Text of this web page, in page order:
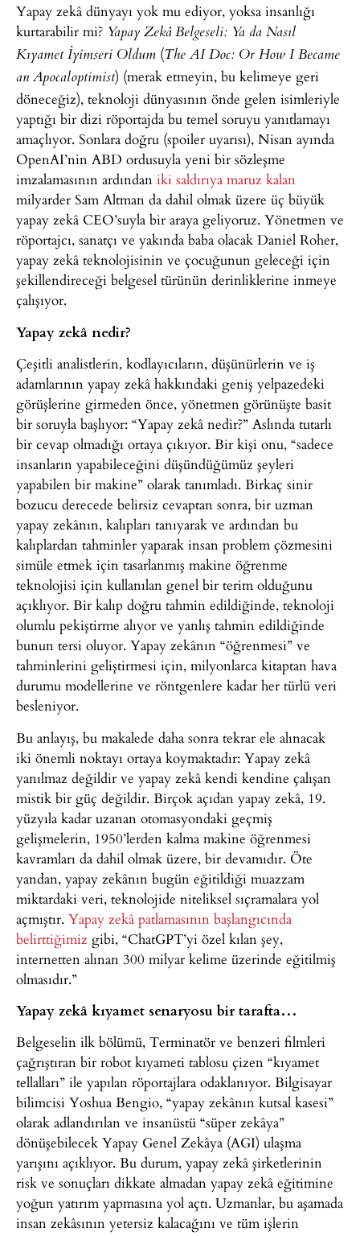
Yapay zekâ dünyayı yok mu ediyor, yoksa insanlığı
kurtarabilir mi? Yapay Zekâ Belgeseli: Ya da Nasıl
Kıyamet İyimseri Oldum (The AI Doc: Or How I Became
an Apocaloptimist) (merak etmeyin, bu kelimeye geri
döneceğiz), teknoloji dünyasının önde gelen isimleriyle
yaptığı bir dizi röportajda bu temel soruyu yanıtlamayı
amaçlıyor. Sonlara doğru (spoiler uyarısı), Nisan ayında
OpenAI’nin ABD ordusuyla yeni bir sözleşme
imzalamasının ardından iki saldırıya maruz kalan
milyarder Sam Altman da dahil olmak üzere üç büyük
yapay zekâ CEO’suyla bir araya geliyoruz. Yönetmen ve
röportajcı, sanatçı ve yakında baba olacak Daniel Roher,
yapay zekâ teknolojisinin ve çocuğunun geleceği için
şekillendireceği belgesel türünün derinliklerine inmeye
çalışıyor.
Yapay zekâ nedir?
Çeşitli analistlerin, kodlayıcıların, düşünürlerin ve iş
adamlarının yapay zekâ hakkındaki geniş yelpazedeki
görüşlerine girmeden önce, yönetmen görünüşte basit
bir soruyla başlıyor: “Yapay zekâ nedir?” Aslında tutarlı
bir cevap olmadığı ortaya çıkıyor. Bir kişi onu, “sadece
insanların yapabileceğini düşündüğümüz şeyleri
yapabilen bir makine” olarak tanımladı. Birkaç sinir
bozucu derecede belirsiz cevaptan sonra, bir uzman
yapay zekânın, kalıpları tanıyarak ve ardından bu
kalıplardan tahminler yaparak insan problem çözmesini
simüle etmek için tasarlanmış makine öğrenme
teknolojisi için kullanılan genel bir terim olduğunu
açıklıyor. Bir kalıp doğru tahmin edildiğinde, teknoloji
olumlu pekiştirme alıyor ve yanlış tahmin edildiğinde
bunun tersi oluyor. Yapay zekânın “öğrenmesi” ve
tahminlerini geliştirmesi için, milyonlarca kitaptan hava
durumu modellerine ve röntgenlere kadar her türlü veri
besleniyor.
Bu anlayış, bu makalede daha sonra tekrar ele alınacak
iki önemli noktayı ortaya koymaktadır: Yapay zekâ
yanılmaz değildir ve yapay zekâ kendi kendine çalışan
mistik bir güç değildir. Birçok açıdan yapay zekâ, 19.
yüzyıla kadar uzanan otomasyondaki geçmiş
gelişmelerin, 1950’lerden kalma makine öğrenmesi
kavramları da dahil olmak üzere, bir devamıdır. Öte
yandan, yapay zekânın bugün eğitildiği muazzam
miktardaki veri, teknolojide niteliksel sıçramalara yol
açmıştır. Yapay zekâ patlamasının başlangıcında
belirttiğimiz gibi, “ChatGPT’yi özel kılan şey,
internetten alınan 300 milyar kelime üzerinde eğitilmiş
olmasıdır.”
Yapay zekâ kıyamet senaryosu bir tarafta…
Belgeselin ilk bölümü, Terminatör ve benzeri filmleri
çağrıştıran bir robot kıyameti tablosu çizen “kıyamet
tellalları” ile yapılan röportajlara odaklanıyor. Bilgisayar
bilimcisi Yoshua Bengio, “yapay zekânın kutsal kasesi”
olarak adlandırılan ve insanüstü “süper zekâya”
dönüşebilecek Yapay Genel Zekâya (AGI) ulaşma
yarışını açıklıyor. Bu durum, yapay zekâ şirketlerinin
risk ve sonuçları dikkate almadan yapay zekâ eğitimine
yoğun yatırım yapmasına yol açtı. Uzmanlar, bu aşamada
insan zekâsının yetersiz kalacağını ve tüm işlerin